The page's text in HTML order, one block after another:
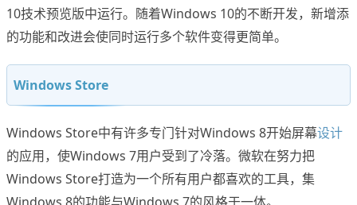
10技术预览版中运行。随着Windows 10的不断开发，新增添
的功能和改进会使同时运行多个软件变得更简单。
Windows Store
Windows Store中有许多专门针对Windows 8开始屏幕设计
的应用，使Windows 7用户受到了冷落。微软在努力把
Windows Store打造为一个所有用户都喜欢的工具，集